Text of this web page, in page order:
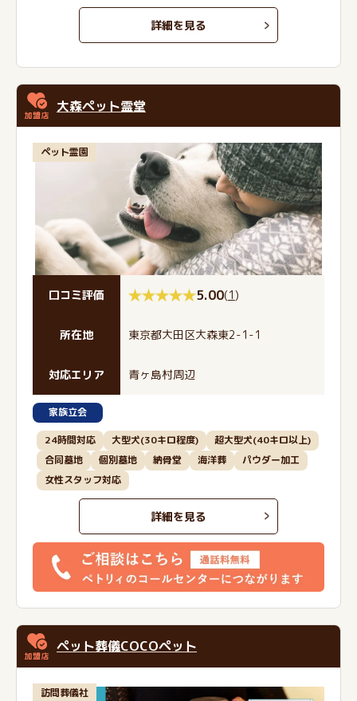
詳細を見る
大森ペット霊堂
ペット霊園
口コミ評価 5.00(1)
所在地 東京都大田区大森東2-1-1
対応エリア 青ヶ島村周辺
家族立会
24時間対応 大型犬(30キロ程度)
超大型犬(40キロ以上)
合同墓地
個別墓地 納骨堂 海洋葬
パウダー加工
女性スタッフ対応
詳細を見る
ペット葬儀COCOペット
訪問葬儀社